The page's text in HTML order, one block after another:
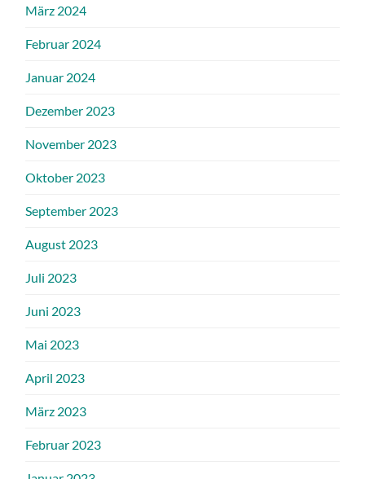
März 2024
Februar 2024
Januar 2024
Dezember 2023
November 2023
Oktober 2023
September 2023
August 2023
Juli 2023
Juni 2023
Mai 2023
April 2023
März 2023
Februar 2023